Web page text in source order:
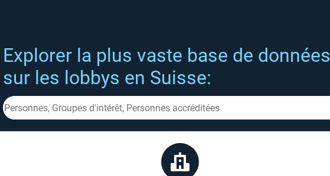
Explorer la plus vaste base de données
sur les lobbys en Suisse: